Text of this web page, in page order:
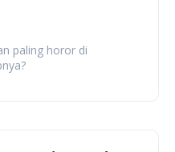
paling horor di